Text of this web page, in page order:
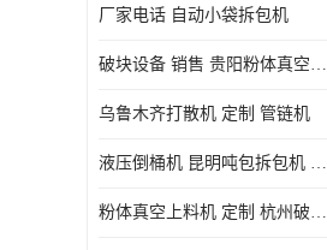
厂家电话 自动小袋拆包机
破块设备 销售 贵阳粉体真空上料机
乌鲁木齐打散机 定制 管链机
液压倒桶机 昆明吨包拆包机 定制
粉体真空上料机 定制 杭州破块器